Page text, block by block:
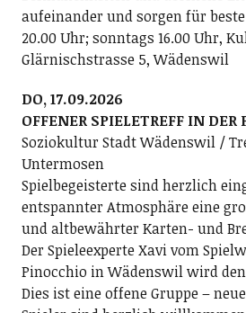
aufeinander und sorgen für
20.00 Uhr; sonntags 16.00 Uhr,
Glärnischstrasse 5, Wädenswil
DO, 17.09.2026
OFFENER SPIELETREFF IN DER
Soziokultur Stadt Wädenswil /
Untermosen
Spielbegeisterte sind herzlich
entspannter Atmosphäre eine
und altbewährter Karten- und
Der Spieleexperte Xavi vom
Pinocchio in Wädenswil wird
Dies ist eine offene Gruppe –